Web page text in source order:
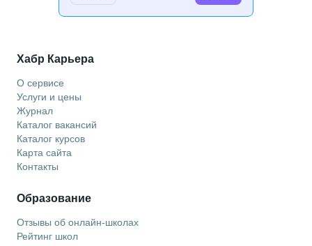
Хабр Карьера
О сервисе
Услуги и цены
Журнал
Каталог вакансий
Каталог курсов
Карта сайта
Контакты
Образование
Отзывы об онлайн-школах
Рейтинг школ